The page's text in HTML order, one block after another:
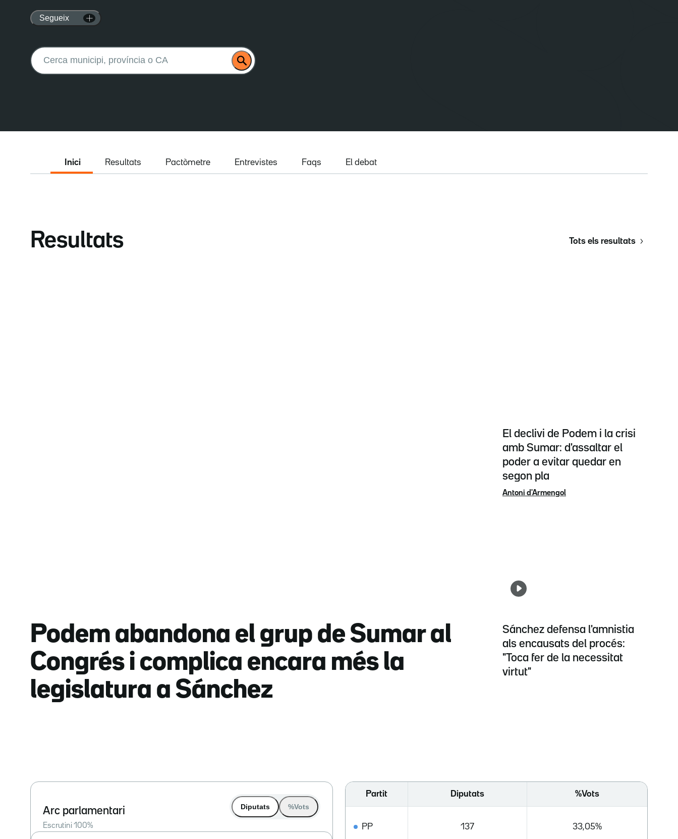
Segueix
Buscar:
Inici Resultats Pactòmetre Entrevistes Faqs El debat
Resultats Tots els resultats
Podem abandona el grup de Sumar al
Congrés i complica encara més la
legislatura a Sánchez
El declivi de Podem i la crisi
amb Sumar: d'assaltar el
poder a evitar quedar en
segon pla
Antoni d'Armengol
Sánchez defensa l'amnistia
als encausats del procés:
"Toca fer de la necessitat
virtut"
Arc parlamentari
Escrutini 100%
Diputats %Vots
Partit Diputats %Vots
PP 137 33,05%